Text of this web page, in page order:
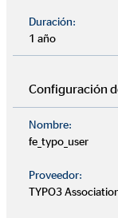
Alcalá
Duración:
1 año
Configuración
Nombre:
fe_typo_user
Proveedor:
TYPO3